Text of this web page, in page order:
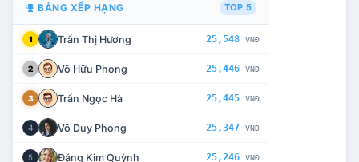
BẢNG XẾP HẠNG TOP 5
1 Trần Thị Hương 25,548 VNĐ
2 Võ Hữu Phong 25,446 VNĐ
3 Trần Ngọc Hà 25,445 VNĐ
4 Võ Duy Phong 25,347 VNĐ
5 Đặng Kim Quỳnh 25,246 VNĐ